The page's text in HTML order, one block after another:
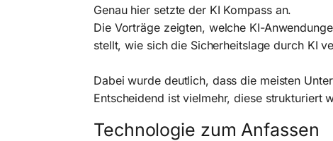
Genau hier setzte der KI Kompass an.
Die Vorträge zeigten, welche KI-
stellt, wie sich die Sicherheitslage durch KI
Dabei wurde deutlich, dass die meisten
Entscheidend ist vielmehr, diese strukturiert
Technologie zum Anfassen